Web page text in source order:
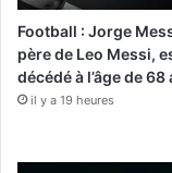
Football : Jorge
père de Leo Messi,
décédé à l’âge de 68
il y a 19 heures